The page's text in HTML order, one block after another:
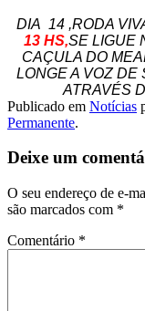
DIA 14 ,RODA
13 HS,SE LIGUE
CAÇULA DO
LONGE A VOZ DE
ATRAVÉS
Publicado em Notícias
Permanente.
Deixe um
O seu endereço de e-
são marcados com *
Comentário *